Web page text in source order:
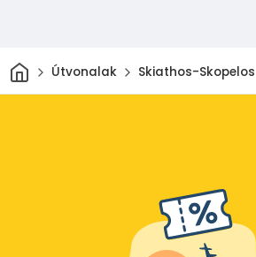
Otthon
Útvonalak Skiathos-Skopelos